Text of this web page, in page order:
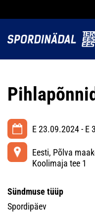
E 23.09.2024 - E
Eesti, Põlva
Koolimaja tee 1
Sündmuse tüüp
Spordipäev